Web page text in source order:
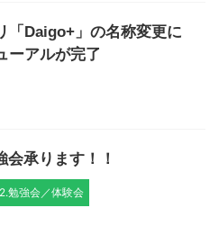
「Daigo+」の名称変更に
ーアルが完了
会承ります！！
2.勉強会／体験会